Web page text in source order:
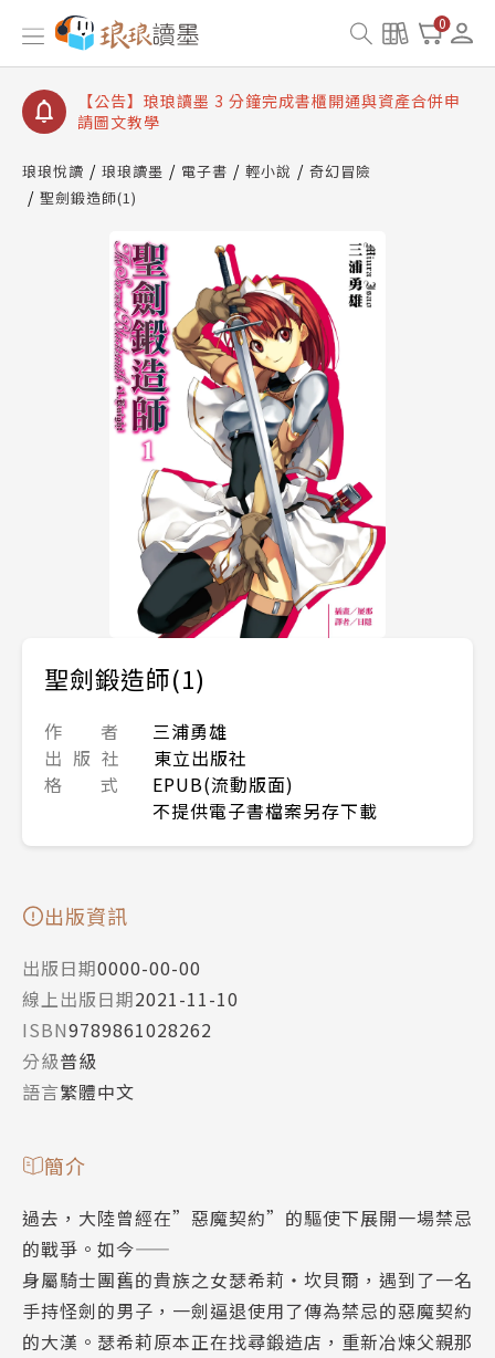
0
【公告】琅琅讀墨數位閱讀資產合併與書櫃開通申請
【公告】琅琅讀墨書櫃開通常見問題
【公告】琅琅讀墨 3 分鐘完成書櫃開通與資產合併申
請圖文教學
查詢
【公告】琅琅讀墨數位閱讀資產合併與書櫃開通申請
琅琅悅讀 琅琅讀墨 電子書 輕小說
奇幻冒險
聖劍鍛造師(1)
聖劍鍛造師(1)
作 者
三浦勇雄
出 版 社
東立出版社
格 式
EPUB(流動版面)
不提供電子書檔案另存下載
出版資訊
出版日期0000-00-00
線上出版日期2021-11-10
ISBN9789861028262
分級普級
語言繁體中文
簡介
過去，大陸曾經在”惡魔契約”的驅使下展開一場禁忌
的戰爭。如今――
身屬騎士團舊的貴族之女瑟希莉‧坎貝爾，遇到了一名
手持怪劍的男子，一劍逼退使用了傳為禁忌的惡魔契約
的大漢。瑟希莉原本正在找尋鍛造店，重新冶煉父親那